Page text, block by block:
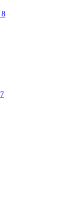
8
7